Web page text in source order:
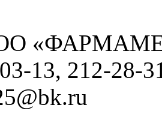
13, 212-28-